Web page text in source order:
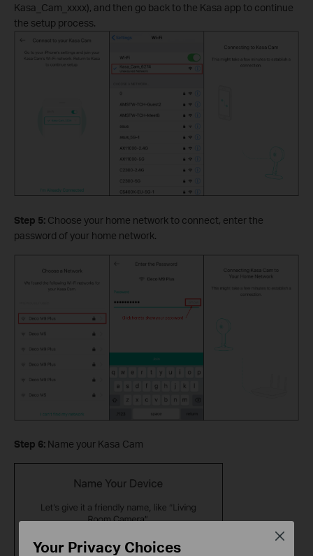
Kasa_Cam_xxxx), and then go back to the Kasa app to continue
the setup process.
Step 5: Choose your home network to connect, enter the
password of your home network.
Step 6: Name your Kasa Cam
Your Privacy Choices
Close